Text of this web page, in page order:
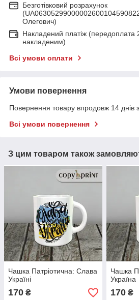
Безготівковий розрахунок
Олегович)
Накладений платіж (передоплата
накладеним)
Всі умови оплати
Умови повернення
Повернення товару впродовж 14 днів
Всі умови повернення
З цим товаром також
Чашка Патріотична: Слава
Україні
170 ₴
Чашка
Україна
170₴